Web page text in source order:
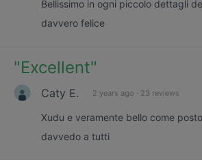
Bellissimo in ogni piccolo dettagli
davvero felice
"Excellent"
Caty E. 2 years ago · 23 reviews
Xudu e veramente bello come
davvedo a tutti